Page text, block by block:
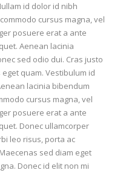
id dolor id nibh
cursus magna, vel
posuere erat a ante
Aenean lacinia
sed odio dui. Cras justo
quam. Vestibulum id
lacinia bibendum
cursus magna, vel
posuere erat a ante
Donec ullamcorper
leo risus, porta ac
sed diam eget
Donec id elit non mi